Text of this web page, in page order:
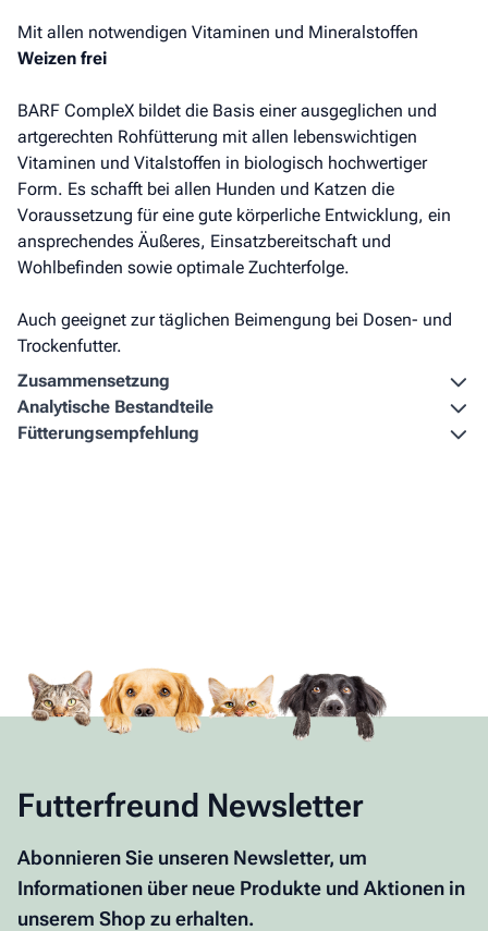
Mit allen notwendigen Vitaminen und Mineralstoffen
Weizen frei
BARF CompleX bildet die Basis einer ausgeglichen und
artgerechten Rohfütterung mit allen lebenswichtigen
Vitaminen und Vitalstoffen in biologisch hochwertiger
Form. Es schafft bei allen Hunden und Katzen die
Voraussetzung für eine gute körperliche Entwicklung, ein
ansprechendes Äußeres, Einsatzbereitschaft und
Wohlbefinden sowie optimale Zuchterfolge.
Auch geeignet zur täglichen Beimengung bei Dosen- und
Trockenfutter.
Zusammen­setzung
Analytische Bestandteile
Fütterungs­empfehlung
Futterfreund Newsletter
Abonnieren Sie unseren Newsletter, um
Informationen über neue Produkte und Aktionen in
unserem Shop zu erhalten.